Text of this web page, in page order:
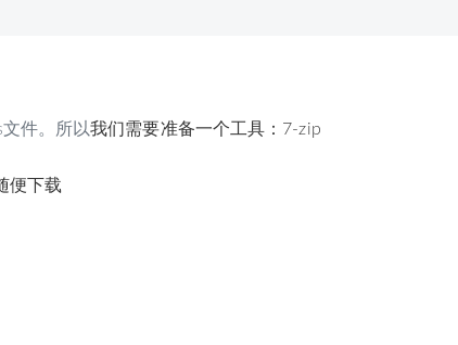
件。所以我们需要准备一个工具：7-zip
便下载